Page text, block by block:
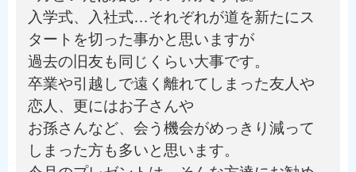
入学式、入社式…それぞれが道を新たにス
タートを切った事かと思いますが
過去の旧友も同じくらい大事です。
卒業や引越しで遠く離れてしまった友人や
恋人、更にはお子さんや
お孫さんなど、会う機会がめっきり減って
しまった方も多いと思います。